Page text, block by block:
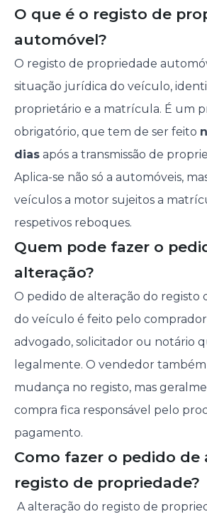
O que é o registo de
automóvel?
O registo de propriedade
situação jurídica do veículo,
proprietário e a matrícula. É um
obrigatório, que tem de ser feito
diasapós a transmissão de
Aplica-se não só a automóveis,
veículos a motor sujeitos a
respetivos reboques.
Quem pode fazer o
alteração?
O pedido de alteração do registo
do veículo é feito pelo
advogado, solicitador ou notário
legalmente. O vendedor
mudança no registo, mas
compra fica responsável pelo
pagamento.
Como fazer o pedido de
registo de propriedade?
A alteração do registo de